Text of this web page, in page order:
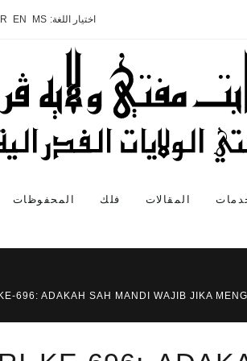
اختيار اللغة: MS
EN
المقالات فلك المحفوظات
696: ADAKAH SAH MANDI WAJIB JIKA